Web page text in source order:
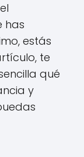
has
estás
te
qué
y